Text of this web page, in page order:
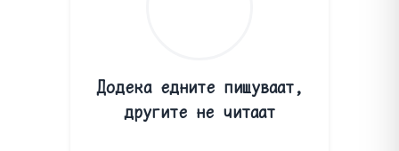
Додека едните пишуваат,
другите не читаат